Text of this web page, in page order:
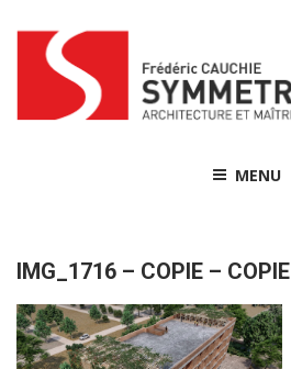
content
MENU
IMG_1716 – COPIE – COPIE